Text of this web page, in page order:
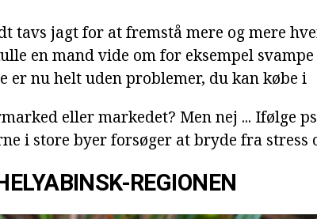
tavs jagt for at fremstå mere og mere
en mand vide om for eksempel
er nu helt uden problemer, du kan købe i
eller markedet? Men nej ... Ifølge
i store byer forsøger at bryde fra stress
REGIONEN